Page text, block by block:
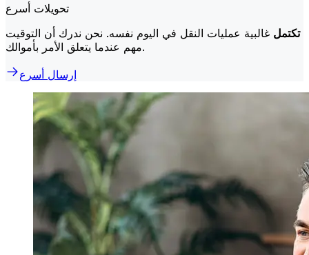
تحويلات أسرع
تكتمل غالبية عمليات النقل في اليوم نفسه. نحن ندرك أن التوقيت
مهم عندما يتعلق الأمر بأموالك.
إرسال أسرع